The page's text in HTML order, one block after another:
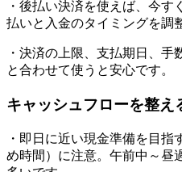
・後払い決済を使えば、今
払いと入金のタイミングを調
・決済の上限、支払期日、
と合わせて使うと安心です。
キャッシュフローを整え
・即日に近い現金準備を目
め時間）に注意。午前中～昼